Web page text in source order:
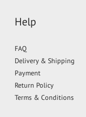
Help
FAQ
Delivery & Shipping
Payment
Return Policy
Terms & Conditions